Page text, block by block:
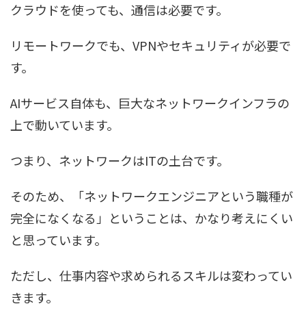
クラウドを使っても、通信は必要です。
リモートワークでも、VPNやセキュリティが必要で
す。
AIサービス自体も、巨大なネットワークインフラの
上で動いています。
つまり、ネットワークはITの土台です。
そのため、「ネットワークエンジニアという職種が
完全になくなる」ということは、かなり考えにくい
と思っています。
ただし、仕事内容や求められるスキルは変わってい
きます。